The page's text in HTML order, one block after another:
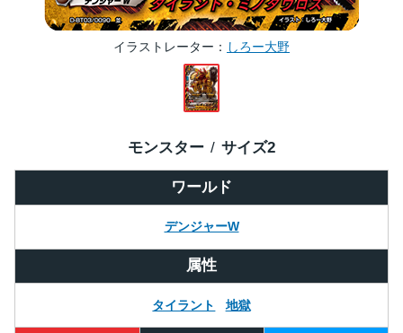
イラストレーター しろー大野
ワールド
デンジャーW
モンスター サイズ2
属性
タイラント 地獄